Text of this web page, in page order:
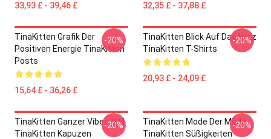
33,93 £ - 39,46 £ 32,35 £ - 37,88 £
TinaKitten Grafik Der
Positiven Energie TinaKitten
Posts
15,64 £ - 36,26 £
-20%
TinaKitten Blick Auf Das Herz
TinaKitten T-Shirts
20,93 £ - 24,09 £
-20%
TinaKitten Ganzer Vibes-Stil
TinaKitten Kapuzen
-20%
TinaKitten Mode Der Mode
TinaKitten Süßigkeiten
-20%